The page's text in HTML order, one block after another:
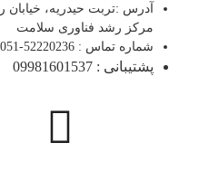
آدرس :تربت حیدریه، خیابان
مرکز رشد فناوری سلامت
شماره تماس : 52220236-051
پشتیبانی : 09981601537